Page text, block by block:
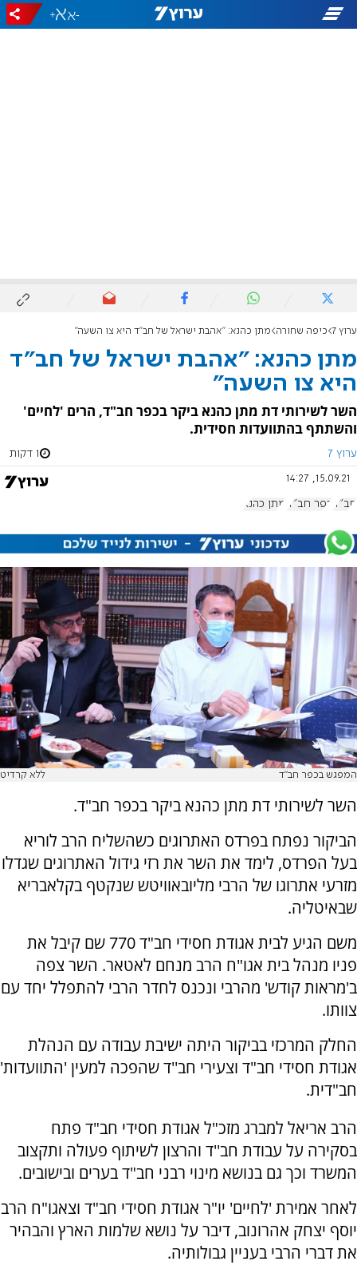
-
+
ערוץ 7 כיפה שחורה מתן כהנא: "אהבת ישראל של חב"ד היא צו השעה"
מתן כהנא: "אהבת ישראל של חב"ד
היא צו השעה"
השר לשירותי דת מתן כהנא ביקר בכפר חב"ד, הרים 'לחיים'
והשתתף בהתוועדות חסידית.
ערוץ 7 1 דקות
15.09.21, 14:27
חב"ד כפר חב"ד מתן כהנא
המפגש בכפר חב"ד ללא קרדיט
השר לשירותי דת מתן כהנא ביקר בכפר חב"ד.
הביקור נפתח בפרדס האתרוגים כשהשליח הרב לוריא
בעל הפרדס, לימד את השר את רזי גידול האתרוגים שגדלו
מזרעי אתרוגו של הרבי מליובאוויטש שנקטף בקלאבריא
שבאיטליה.
משם הגיע לבית אגודת חסידי חב"ד 770 שם קיבל את
פניו מנהל בית אגו"ח הרב מנחם לאטאר. השר צפה
ב'מראות קודש' מהרבי ונכנס לחדר הרבי להתפלל יחד עם
צוותו.
החלק המרכזי בביקור היתה ישיבת עבודה עם הנהלת
אגודת חסידי חב"ד וצעירי חב''ד שהפכה למעין 'התוועדות'
חב"דית.
הרב אריאל למברג מזכ"ל אגודת חסידי חב"ד פתח
בסקירה על עבודת חב''ד והרצון לשיתוף פעולה ותקצוב
המשרד וכך גם בנושא מינוי רבני חב"ד בערים ובישובים.
לאחר אמירת 'לחיים' יו"ר אגודת חסידי חב"ד וצאגו"ח הרב
יוסף יצחק אהרונוב, דיבר על נושא שלמות הארץ והבהיר
את דברי הרבי בעניין גבולותיה.